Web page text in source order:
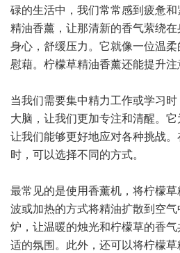
碌的生活中，我们常常感到疲惫
精油香薰，让那清新的香气萦绕
身心，舒缓压力。它就像一位温
慰藉。柠檬草精油香薰还能提升注
当我们需要集中精力工作或学习
大脑，让我们更加专注和清醒。
让我们能够更好地应对各种挑战
时，可以选择不同的方式。
最常见的是使用香薰机，将柠檬
波或加热的方式将精油扩散到空
炉，让温暖的烛光和柠檬草的香
适的氛围。此外，还可以将柠檬草